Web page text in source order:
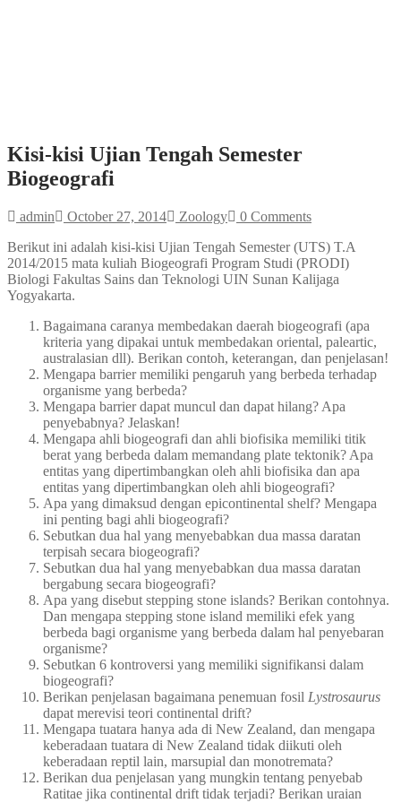
Kisi-kisi Ujian Tengah Semester
Biogeografi
admin October 27, 2014 Zoology
0 Comments
Berikut ini adalah kisi-kisi Ujian Tengah Semester (UTS) T.A
2014/2015 mata kuliah Biogeografi Program Studi (PRODI)
Biologi Fakultas Sains dan Teknologi UIN Sunan Kalijaga
Yogyakarta.
Bagaimana caranya membedakan daerah biogeografi (apa
kriteria yang dipakai untuk membedakan oriental, paleartic,
australasian dll). Berikan contoh, keterangan, dan penjelasan!
Mengapa barrier memiliki pengaruh yang berbeda terhadap
organisme yang berbeda?
Mengapa barrier dapat muncul dan dapat hilang? Apa
penyebabnya? Jelaskan!
Mengapa ahli biogeografi dan ahli biofisika memiliki titik
berat yang berbeda dalam memandang plate tektonik? Apa
entitas yang dipertimbangkan oleh ahli biofisika dan apa
entitas yang dipertimbangkan oleh ahli biogeografi?
Apa yang dimaksud dengan epicontinental shelf? Mengapa
ini penting bagi ahli biogeografi?
Sebutkan dua hal yang menyebabkan dua massa daratan
terpisah secara biogeografi?
Sebutkan dua hal yang menyebabkan dua massa daratan
bergabung secara biogeografi?
Apa yang disebut stepping stone islands? Berikan contohnya.
Dan mengapa stepping stone island memiliki efek yang
berbeda bagi organisme yang berbeda dalam hal penyebaran
organisme?
Sebutkan 6 kontroversi yang memiliki signifikansi dalam
biogeografi?
Berikan penjelasan bagaimana penemuan fosil Lystrosaurus
dapat merevisi teori continental drift?
Mengapa tuatara hanya ada di New Zealand, dan mengapa
keberadaan tuatara di New Zealand tidak diikuti oleh
keberadaan reptil lain, marsupial dan monotremata?
Berikan dua penjelasan yang mungkin tentang penyebab
Ratitae jika continental drift tidak terjadi? Berikan uraian